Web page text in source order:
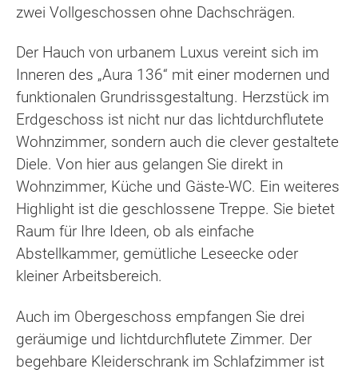
zwei Vollgeschossen ohne Dachschrägen.
Der Hauch von urbanem Luxus vereint sich im
Inneren des „Aura 136“ mit einer modernen und
funktionalen Grundrissgestaltung. Herzstück im
Erdgeschoss ist nicht nur das lichtdurchflutete
Wohnzimmer, sondern auch die clever gestaltete
Diele. Von hier aus gelangen Sie direkt in
Wohnzimmer, Küche und Gäste-WC. Ein weiteres
Highlight ist die geschlossene Treppe. Sie bietet
Raum für Ihre Ideen, ob als einfache
Abstellkammer, gemütliche Leseecke oder
kleiner Arbeitsbereich.
Auch im Obergeschoss empfangen Sie drei
geräumige und lichtdurchflutete Zimmer. Der
begehbare Kleiderschrank im Schlafzimmer ist